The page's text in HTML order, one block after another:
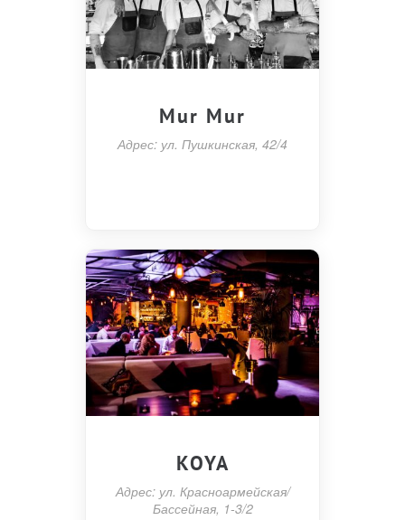
Mur Mur
Адрес: ул. Пушкинская, 42/4
KOYA
Адрес: ул. Красноармейская/
Бассейная, 1-3/2